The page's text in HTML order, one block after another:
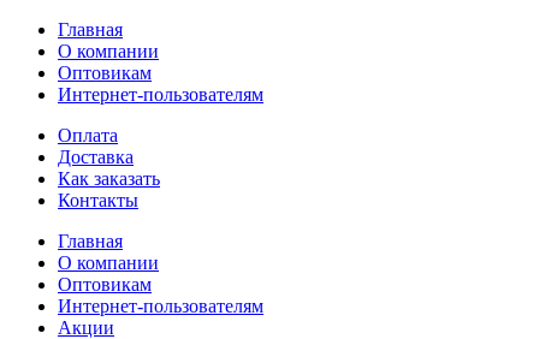
Главная
О компании
Оптовикам
Интернет-пользователям
Оплата
Доставка
Как заказать
Контакты
Главная
О компании
Оптовикам
Интернет-пользователям
Акции